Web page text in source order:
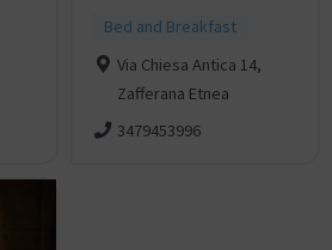
Bed and Breakfast
Via Chiesa Antica 14,
Zafferana Etnea
3479453996